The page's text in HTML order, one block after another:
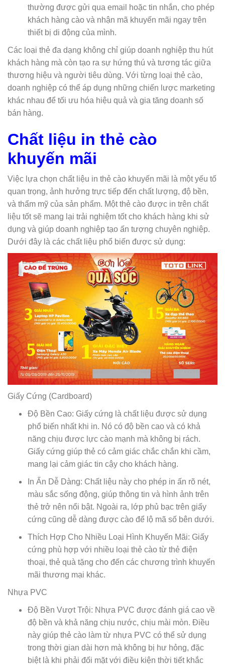
thường được gửi qua email hoặc tin nhắn, cho phép
khách hàng cào và nhận mã khuyến mãi ngay trên
thiết bị di động của mình.
Các loại thẻ đa dạng không chỉ giúp doanh nghiệp thu hút
khách hàng mà còn tạo ra sự hứng thú và tương tác giữa
thương hiệu và người tiêu dùng. Với từng loại thẻ cào,
doanh nghiệp có thể áp dụng những chiến lược marketing
khác nhau để tối ưu hóa hiệu quả và gia tăng doanh số
bán hàng.
Chất liệu in thẻ cào
khuyến mãi
Việc lựa chọn chất liệu in thẻ cào khuyến mãi là một yếu tố
quan trọng, ảnh hưởng trực tiếp đến chất lượng, độ bền,
và thẩm mỹ của sản phẩm. Một thẻ cào được in trên chất
liệu tốt sẽ mang lại trải nghiệm tốt cho khách hàng khi sử
dụng và giúp doanh nghiệp tạo ấn tượng chuyên nghiệp.
Dưới đây là các chất liệu phổ biến được sử dụng:
Giấy Cứng (Cardboard)
Độ Bền Cao: Giấy cứng là chất liệu được sử dụng
phổ biến nhất khi in. Nó có độ bền cao và có khả
năng chịu được lực cào mạnh mà không bị rách.
Giấy cứng giúp thẻ có cảm giác chắc chắn khi cầm,
mang lại cảm giác tin cậy cho khách hàng.
In Ấn Dễ Dàng: Chất liệu này cho phép in ấn rõ nét,
màu sắc sống động, giúp thông tin và hình ảnh trên
thẻ trở nên nổi bật. Ngoài ra, lớp phủ bạc trên giấy
cứng cũng dễ dàng được cào để lộ mã số bên dưới.
Thích Hợp Cho Nhiều Loại Hình Khuyến Mãi: Giấy
cứng phù hợp với nhiều loại thẻ cào từ thẻ điện
thoại, thẻ quà tặng cho đến các chương trình khuyến
mãi thương mại khác.
Nhựa PVC
Độ Bền Vượt Trội: Nhựa PVC được đánh giá cao về
độ bền và khả năng chịu nước, chịu mài mòn. Điều
này giúp thẻ cào làm từ nhựa PVC có thể sử dụng
trong thời gian dài hơn mà không bị hư hỏng, đặc
biệt là khi phải đối mặt với điều kiện thời tiết khắc